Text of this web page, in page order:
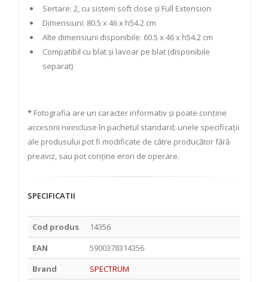
Sertare: 2, cu sistem soft close și Full Extension
Dimensiuni: 80.5 x 46 x h54.2 cm
Alte dimensiuni disponibile: 60.5 x 46 x h54.2 cm
Compatibil cu blat și lavoar pe blat (disponibile
separat)
* Fotografia are un caracter informativ și poate conține
accesorii neincluse în pachetul standard; unele specificații
ale produsului pot fi modificate de către producător fără
preaviz, sau pot conține erori de operare.
SPECIFICATII
Cod produs
14356
EAN
5900378314356
Brand
SPECTRUM